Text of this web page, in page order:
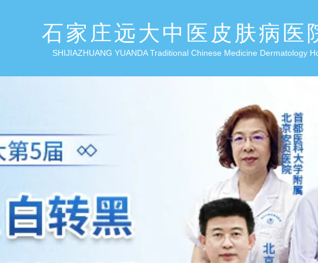
石家庄远大中医皮肤病医
SHIJIAZHUANG YUANDA Traditional Chinese Medicine Dermatology